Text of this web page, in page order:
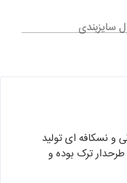
سایزبندی
و نسکافه ای تولید
ترک بوده و